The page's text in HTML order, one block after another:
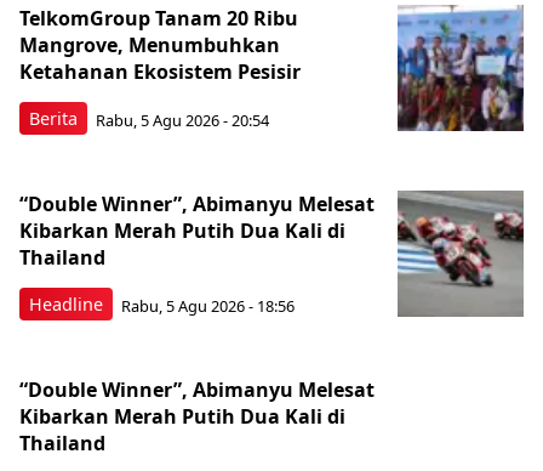
Berita
TelkomGroup Tanam 20 Ribu
Mangrove, Menumbuhkan
Ketahanan Ekosistem Pesisir
Rabu, 5 Agu 2026 - 20:54
Headline
“Double Winner”, Abimanyu Melesat
Kibarkan Merah Putih Dua Kali di
Thailand
Rabu, 5 Agu 2026 - 18:56
“Double Winner”, Abimanyu Melesat
Kibarkan Merah Putih Dua Kali di
Thailand